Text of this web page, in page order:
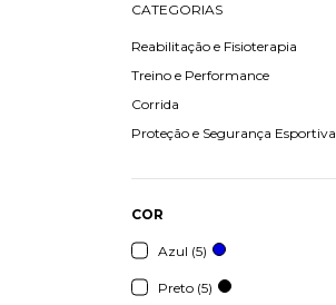
CATEGORIAS
Reabilitação e Fisioterapia
Treino e Performance
Corrida
Proteção e Segurança Esportiva
COR
Azul (5)
Preto (5)